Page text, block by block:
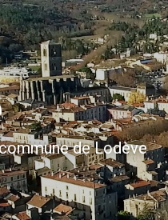
de Lodève